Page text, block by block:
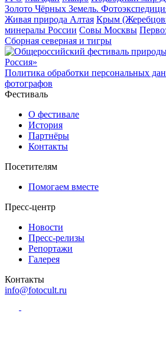
Золото Чёрных Земель.
Живая природа Алтая Крым
минералы России Совы Москвы
Сборная северная и тигры
Политика обработки персональных
фотографов
Фестиваль
О фестивале
История
Партнёры
Контакты
Посетителям
Помогаем вместе
Пресс-центр
Новости
Пресс-релизы
Репортажи
Галерея
Контакты
info@fotocult.ru